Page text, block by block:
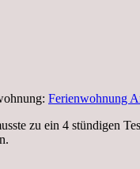
Ferienwohnung
zu ein 4 stündigen